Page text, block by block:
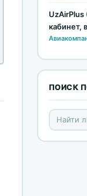
кабинет,
ПОИСК